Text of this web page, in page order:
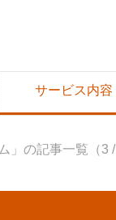
サービス内容
」の記事一覧（3 /